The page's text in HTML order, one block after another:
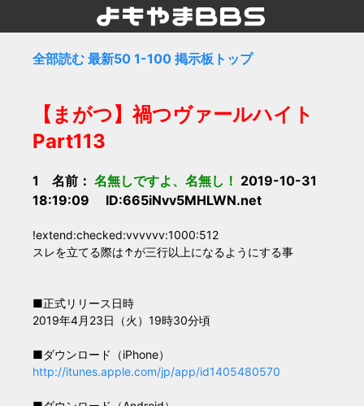
全部読む 最新50 1-100 掲示板トップ
【まがつ】禍つヴァールハイト
Part113
1 名前： 名無しですよ、名無し！ 2019-10-31
18:19:09 ID:665iNvv5MHLWN.net
!extend:checked:vvvvvv:1000:512
スレを立てる際は↑が三行以上になるようにする事
■正式リリース日時
2019年4月23日（火）19時30分頃
■ダウンロード（iPhone）
http://itunes.apple.com/jp/app/id1405480570